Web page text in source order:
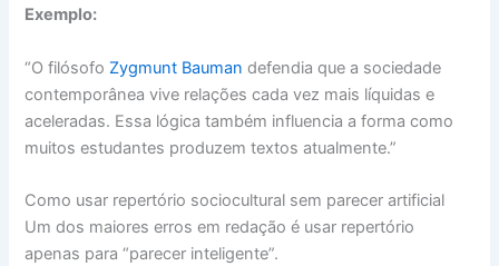
Exemplo:
“O filósofo Zygmunt Bauman defendia que a sociedade
contemporânea vive relações cada vez mais líquidas e
aceleradas. Essa lógica também influencia a forma como
muitos estudantes produzem textos atualmente.”
Como usar repertório sociocultural sem parecer artificial
Um dos maiores erros em redação é usar repertório
apenas para “parecer inteligente”.